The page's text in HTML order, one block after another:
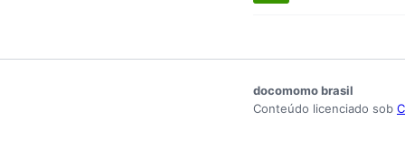
docomomo brasil
Conteúdo licenciado sob